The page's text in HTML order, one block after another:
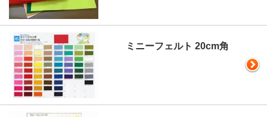
ミニーフェルト 20cm角